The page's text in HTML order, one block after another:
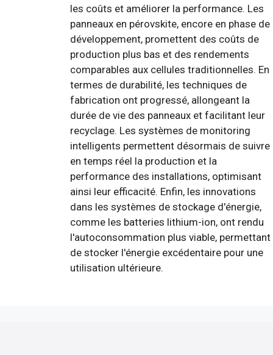
les coûts et améliorer la performance. Les
panneaux en pérovskite, encore en phase de
développement, promettent des coûts de
production plus bas et des rendements
comparables aux cellules traditionnelles. En
termes de durabilité, les techniques de
fabrication ont progressé, allongeant la
durée de vie des panneaux et facilitant leur
recyclage. Les systèmes de monitoring
intelligents permettent désormais de suivre
en temps réel la production et la
performance des installations, optimisant
ainsi leur efficacité. Enfin, les innovations
dans les systèmes de stockage d'énergie,
comme les batteries lithium-ion, ont rendu
l'autoconsommation plus viable, permettant
de stocker l'énergie excédentaire pour une
utilisation ultérieure.